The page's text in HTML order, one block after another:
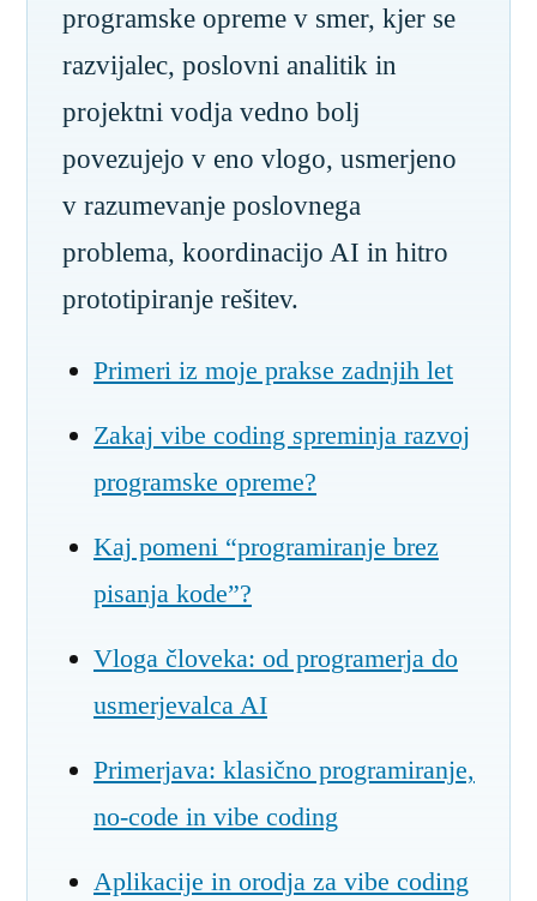
programske opreme v smer, kjer se
razvijalec, poslovni analitik in
projektni vodja vedno bolj
povezujejo v eno vlogo, usmerjeno
v razumevanje poslovnega
problema, koordinacijo AI in hitro
prototipiranje rešitev.
Primeri iz moje prakse zadnjih let
Zakaj vibe coding spreminja razvoj
programske opreme?
Kaj pomeni “programiranje brez
pisanja kode”?
Vloga človeka: od programerja do
usmerjevalca AI
Primerjava: klasično programiranje,
no-code in vibe coding
Aplikacije in orodja za vibe coding